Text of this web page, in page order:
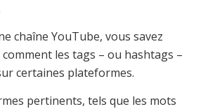
chaîne YouTube, vous savez
les tags – ou hashtags –
certaines plateformes.
pertinents, tels que les mots